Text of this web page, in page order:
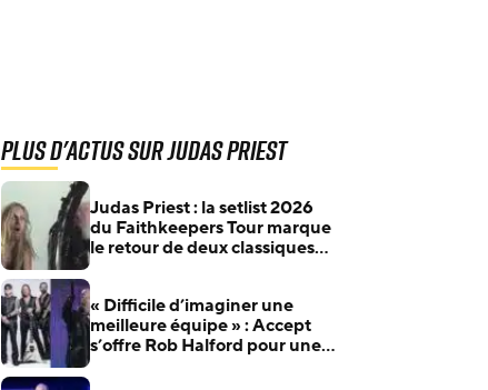
Plus d'actus sur Judas Priest
Judas Priest : la setlist 2026
du Faithkeepers Tour marque
le retour de deux classiques
« Difficile d’imaginer une
meilleure équipe » : Accept
s’offre Rob Halford pour une